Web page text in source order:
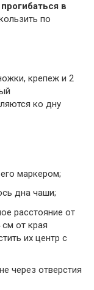
в
по
крепеж и 2
ко дну
маркером;
дна чаши;
расстояние от
от края
их центр с
через отверстия